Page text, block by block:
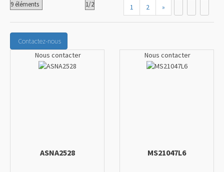
1 2 »
Contactez-nous
Nous contacter
ASNA2528
Nous contacter
MS21047L6